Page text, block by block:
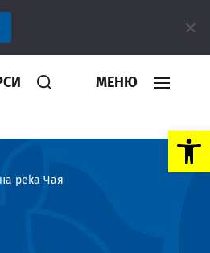
Open toolbar
препоръчва заплащането
МЕНЮ
река Чая